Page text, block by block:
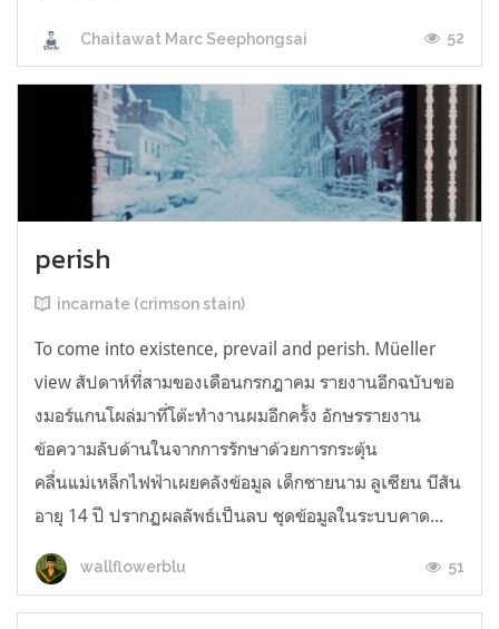
Chaitawat Marc Seephongsai 52
perish
incarnate (crimson stain)
To come into existence, prevail and perish. Müeller
view สัปดาห์ที่สามของเดือนกรกฎาคม รายงานอีกฉบับขอ
งมอร์แกนโผล่มาที่โต๊ะทำงานผมอีกครั้ง อักษรรายงาน
ข้อความลับด้านในจากการรักษาด้วยการกระตุ้น
คลื่นแม่เหล็กไฟฟ้าเผยคลังข้อมูล เด็กชายนาม ลูเซียน บีสัน
อายุ 14 ปี ปรากฏผลลัพธ์เป็นลบ ชุดข้อมูลในระบบคาด...
wallflowerblu 51